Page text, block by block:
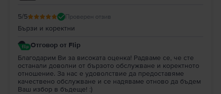
5/5 Проверен отзив
Бързи и коректни
Отговор от Flip
Благодарим Ви за високата оценка! Радваме се, че сте
останали доволни от бързото обслужване и коректното
отношение. За нас е удоволствие да предоставяме
качествено обслужване и се надяваме отново да бъдем
Ваш избор в бъдеще! :)